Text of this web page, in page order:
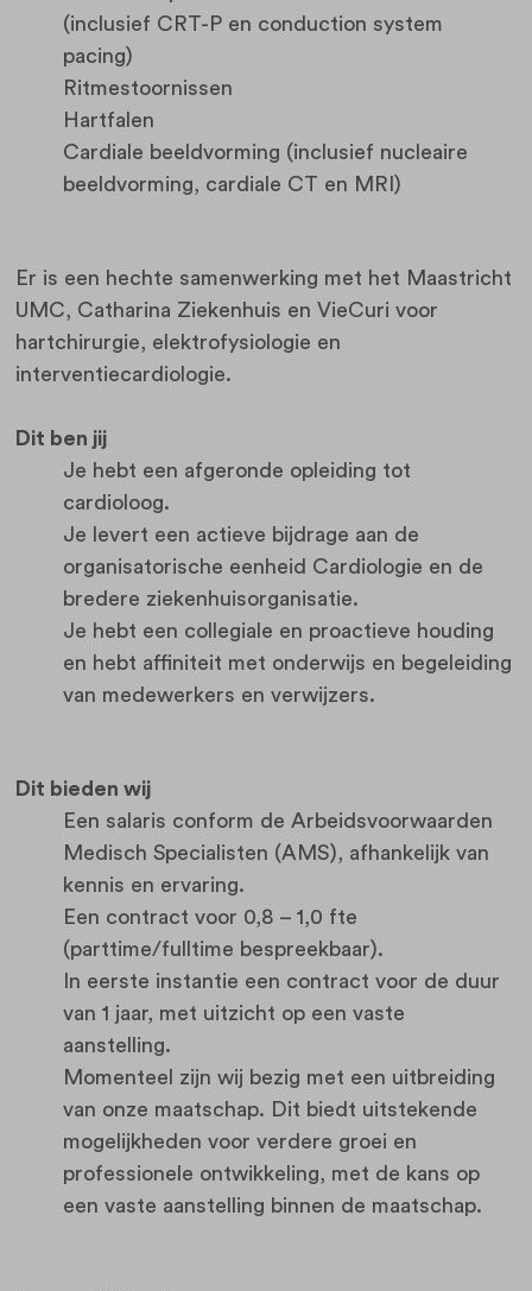
(inclusief CRT-P en conduction system
pacing)
Ritmestoornissen
Hartfalen
Cardiale beeldvorming (inclusief nucleaire
beeldvorming, cardiale CT en MRI)
Er is een hechte samenwerking met het Maastricht
UMC, Catharina Ziekenhuis en VieCuri voor
hartchirurgie, elektrofysiologie en
interventiecardiologie.
Dit ben jij
Je hebt een afgeronde opleiding tot
cardioloog.
Je levert een actieve bijdrage aan de
organisatorische eenheid Cardiologie en de
bredere ziekenhuisorganisatie.
Je hebt een collegiale en proactieve houding
en hebt affiniteit met onderwijs en begeleiding
van medewerkers en verwijzers.
Dit bieden wij
Een salaris conform de Arbeidsvoorwaarden
Medisch Specialisten (AMS), afhankelijk van
kennis en ervaring.
Een contract voor 0,8 – 1,0 fte
(parttime/fulltime bespreekbaar).
In eerste instantie een contract voor de duur
van 1 jaar, met uitzicht op een vaste
aanstelling.
Momenteel zijn wij bezig met een uitbreiding
van onze maatschap. Dit biedt uitstekende
mogelijkheden voor verdere groei en
professionele ontwikkeling, met de kans op
een vaste aanstelling binnen de maatschap.